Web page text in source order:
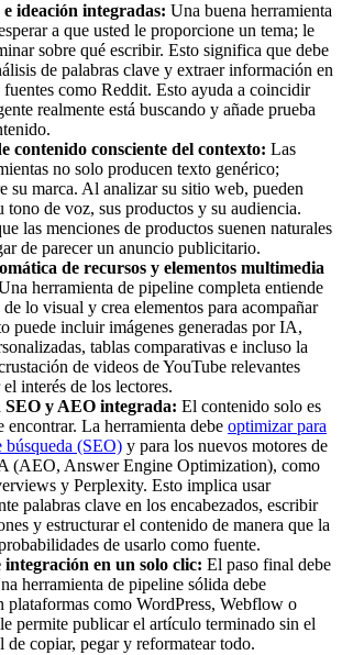
ideación integradas: Una buena herramienta
a que usted le proporcione un tema; le
sobre qué escribir. Esto significa que debe
de palabras clave y extraer información en
fuentes como Reddit. Esto ayuda a coincidir
realmente está buscando y añade prueba
contenido consciente del contexto: Las
no solo producen texto genérico;
su marca. Al analizar su sitio web, pueden
tono de voz, sus productos y su audiencia.
las menciones de productos suenen naturales
de parecer un anuncio publicitario.
de recursos y elementos multimedia
herramienta de pipeline completa entiende
lo visual y crea elementos para acompañar
puede incluir imágenes generadas por IA,
tablas comparativas e incluso la
de videos de YouTube relevantes
interés de los lectores.
SEO y AEO integrada: El contenido solo es
encontrar. La herramienta debe optimizar para
búsqueda (SEO) y para los nuevos motores de
(AEO, Answer Engine Optimization), como
y Perplexity. Esto implica usar
palabras clave en los encabezados, escribir
y estructurar el contenido de manera que la
de usarlo como fuente.
integración en un solo clic: El paso final debe
herramienta de pipeline sólida debe
plataformas como WordPress, Webflow o
permite publicar el artículo terminado sin el
de copiar, pegar y reformatear todo.